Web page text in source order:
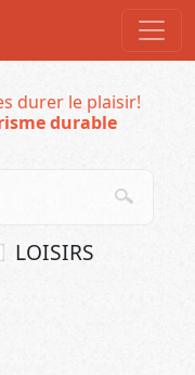
durer le plaisir!
durable
LOISIRS